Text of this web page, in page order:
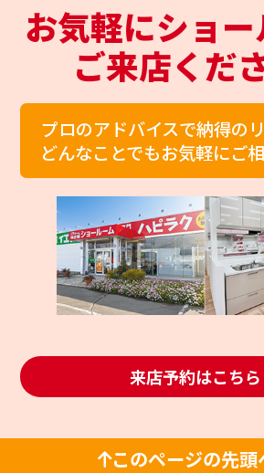
お気軽にショ
ご来店くだ
プロのアドバイスで納得の
どんなことでもお気軽にご
来店予約はこちら
このページの先頭